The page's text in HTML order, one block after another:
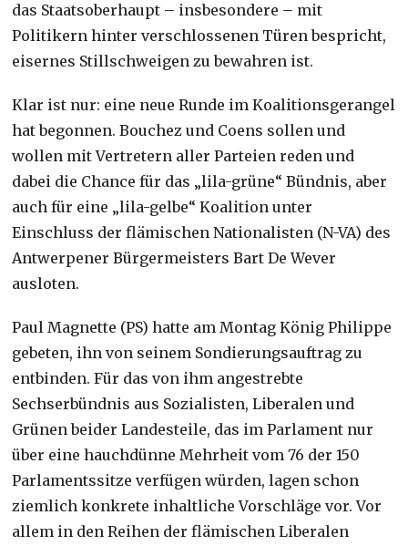
das Staatsoberhaupt – insbesondere – mit
Politikern hinter verschlossenen Türen bespricht,
eisernes Stillschweigen zu bewahren ist.
Klar ist nur: eine neue Runde im Koalitionsgerangel
hat begonnen. Bouchez und Coens sollen und
wollen mit Vertretern aller Parteien reden und
dabei die Chance für das „lila-grüne“ Bündnis, aber
auch für eine „lila-gelbe“ Koalition unter
Einschluss der flämischen Nationalisten (N-VA) des
Antwerpener Bürgermeisters Bart De Wever
ausloten.
Paul Magnette (PS) hatte am Montag König Philippe
gebeten, ihn von seinem Sondierungsauftrag zu
entbinden. Für das von ihm angestrebte
Sechserbündnis aus Sozialisten, Liberalen und
Grünen beider Landesteile, das im Parlament nur
über eine hauchdünne Mehrheit vom 76 der 150
Parlamentssitze verfügen würden, lagen schon
ziemlich konkrete inhaltliche Vorschläge vor. Vor
allem in den Reihen der flämischen Liberalen